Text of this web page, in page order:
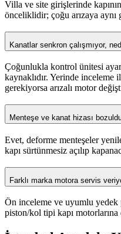
Villa ve site girişlerinde
önceliklidir; çoğu arızaya aynı
Kanatlar senkron çalışmıyor,
Çoğunlukla kontrol ünitesi
kaynaklıdır. Yerinde inceleme
gerekiyorsa arızalı motor
Menteşe ve kanat hizası
Evet, deforme menteşeler
kapı sürtünmesiz açılıp
Farklı marka motora servis
Ön inceleme ve uyumlu yedek
piston/kol tipi kapı